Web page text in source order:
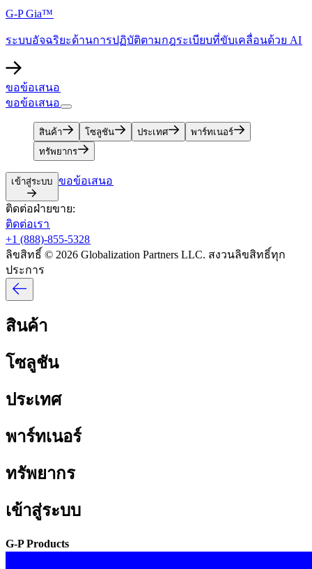
G-P Gia™​​
ระบบอัจฉริยะด้านการปฏิบัติตามกฎระเบียบที่ขับเคลื่อนด้วย AI​​
ขอข้อเสนอ​​
ขอข้อเสนอ​​
สินค้า​​ โซลูชัน​​ ประเทศ​​
พาร์ทเนอร์​​
ทรัพยากร​​
เข้าสู่ระบบ​​ ขอข้อเสนอ​​
ติดต่อฝ่ายขาย:​​
ติดต่อเรา​​
+1 (888)-855-5328​​
ลิขสิทธิ์ © 2026 Globalization Partners LLC. สงวนลิขสิทธิ์ทุก
ประการ​​
สินค้า​​
โซลูชัน​​
ประเทศ​​
พาร์ทเนอร์​​
ทรัพยากร​​
เข้าสู่ระบบ​​
G-P Products​​